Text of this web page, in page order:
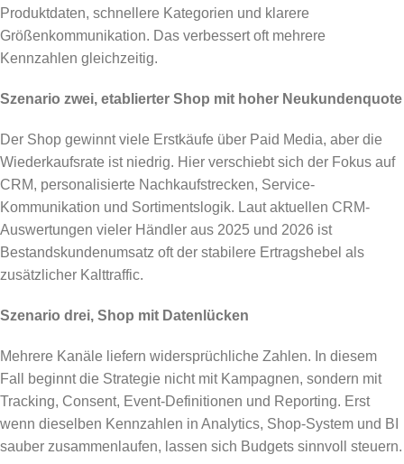
Produktdaten, schnellere Kategorien und klarere
Größenkommunikation. Das verbessert oft mehrere
Kennzahlen gleichzeitig.
Szenario zwei, etablierter Shop mit hoher Neukundenquote
Der Shop gewinnt viele Erstkäufe über Paid Media, aber die
Wiederkaufsrate ist niedrig. Hier verschiebt sich der Fokus auf
CRM, personalisierte Nachkaufstrecken, Service-
Kommunikation und Sortimentslogik. Laut aktuellen CRM-
Auswertungen vieler Händler aus 2025 und 2026 ist
Bestandskundenumsatz oft der stabilere Ertragshebel als
zusätzlicher Kalttraffic.
Szenario drei, Shop mit Datenlücken
Mehrere Kanäle liefern widersprüchliche Zahlen. In diesem
Fall beginnt die Strategie nicht mit Kampagnen, sondern mit
Tracking, Consent, Event-Definitionen und Reporting. Erst
wenn dieselben Kennzahlen in Analytics, Shop-System und BI
sauber zusammenlaufen, lassen sich Budgets sinnvoll steuern.